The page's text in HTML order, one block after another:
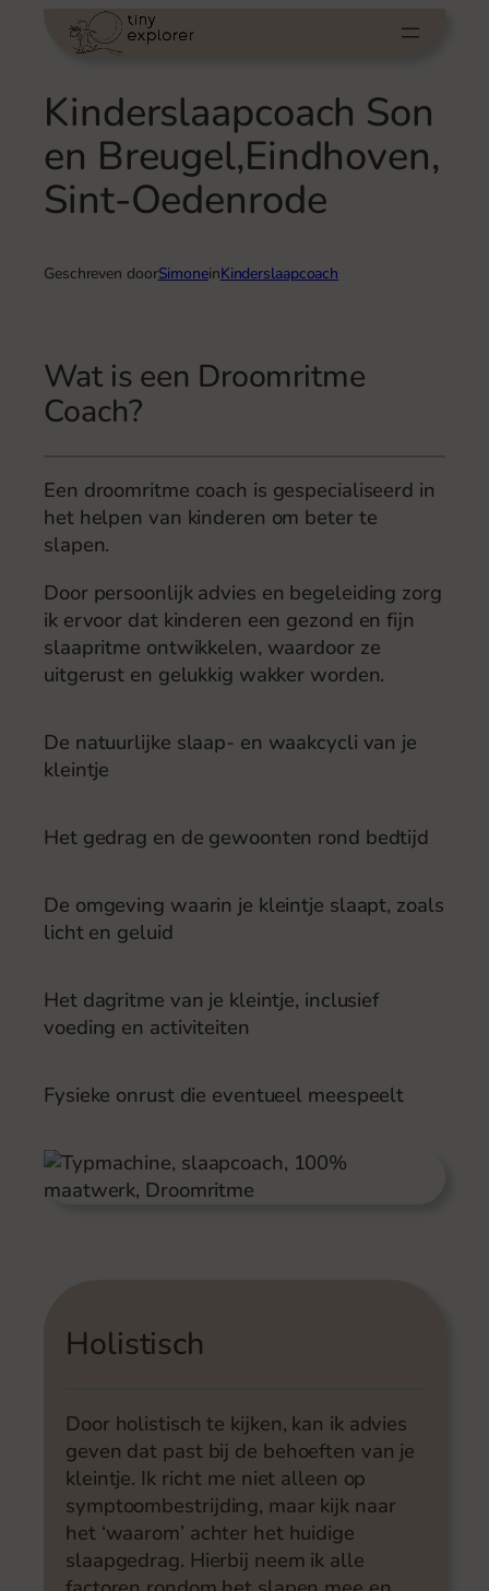
inhoudKinderslaapcoach Son
en Breugel,Eindhoven,
Sint-Oedenrode
Geschreven doorSimoneinKinderslaapcoach
Wat is een Droomritme
Coach?
Een droomritme coach is gespecialiseerd in
het helpen van kinderen om beter te
slapen.
Door persoonlijk advies en begeleiding zorg
ik ervoor dat kinderen een gezond en fijn
slaapritme ontwikkelen, waardoor ze
uitgerust en gelukkig wakker worden.
De natuurlijke slaap- en waakcycli van je
kleintje
Het gedrag en de gewoonten rond bedtijd
De omgeving waarin je kleintje slaapt, zoals
licht en geluid
Het dagritme van je kleintje, inclusief
voeding en activiteiten
Fysieke onrust die eventueel meespeelt
Holistisch
Door holistisch te kijken, kan ik advies
geven dat past bij de behoeften van je
kleintje. Ik richt me niet alleen op
symptoombestrijding, maar kijk naar
het ‘waarom’ achter het huidige
slaapgedrag. Hierbij neem ik alle